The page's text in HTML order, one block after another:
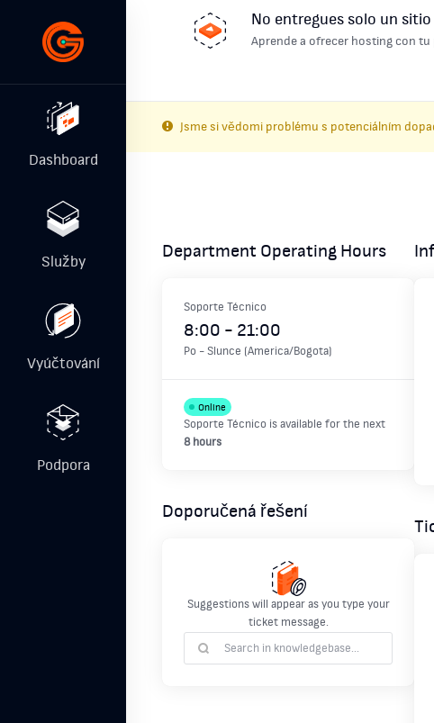
No entregues solo un
Aprende a ofrecer hosting con tu
Dashboard
Služby
Vyúčtování
Podpora
Jsme si vědomi problému s potenciálním
Department Operating Hours
Soporte Técnico
8:00 - 21:00
Po - Slunce (America/Bogota)
Online
Soporte Técnico is available for the next
8 hours
Doporučená řešení
Suggestions will appear as you type your
ticket message.